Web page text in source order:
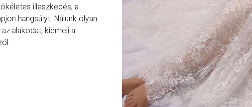
illeszkedés, a
hangsúlyt. Nálunk olyan
alakodat, kiemeli a